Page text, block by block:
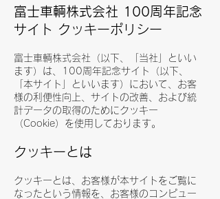
富士車輌株式会社 100周年記念
サイト クッキーポリシー
富士車輌株式会社（以下、「当社」といい
ます）は、100周年記念サイト（以下、
「本サイト」といいます）において、お客
様の利便性向上、サイトの改善、および統
計データの取得のためにクッキー
（Cookie）を使用しております。
クッキーとは
クッキーとは、お客様が本サイトをご覧に
なったという情報を、お客様のコンピュー